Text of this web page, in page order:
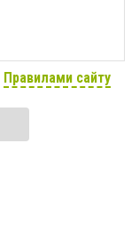
Правилами сайту